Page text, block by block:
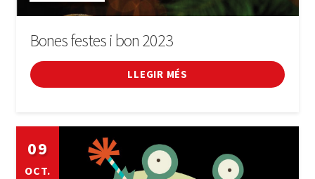
Bones festes i bon 2023
LLEGIR MÉS
09
OCT.